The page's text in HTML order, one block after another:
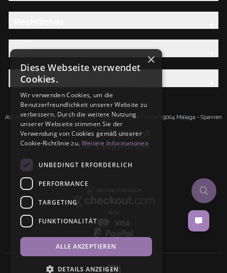
Hilfe
Entdecken Sie die AW-Familie
AW Artisan S.L.Calle Caleta de Velez n39, 41 PI Santa Tereza 29004 Málaga - Spanien
IdNr: ESB93657658
UID: ESB93657658
×
Diese Webseite verwendet
Cookies.
Wir verwenden Cookies, um die
Benutzerfreundlichkeit unserer Website zu
verbessern. Durch die weitere Nutzung
unserer Webseite stimmen Sie der
Verwendung von Cookies gemäß unserer
Cookie-Richtlinie zu. Weitere Informationen
UNBEDINGT ERFORDERLICH
PERFORMANCE
TARGETING
FUNKTIONALITÄT
ALLE AKZEPTIEREN
DETAILS ANZEIGEN